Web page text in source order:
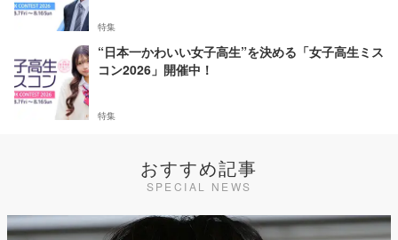
特集
“日本一かわいい女子高生”を決める「女子高生ミス
コン2026」開催中！
特集
おすすめ記事
SPECIAL NEWS